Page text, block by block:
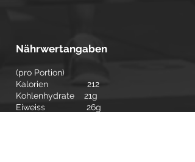
Nährwertangaben
(pro Portion)
Kalorien 212
Kohlenhydrate 21g
Eiweiss 26g